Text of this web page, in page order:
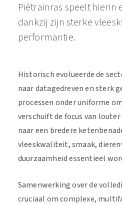
Piétrainras speelt hierin
dankzij zijn sterke
performantie.
Historisch evolueerde de
naar datagedreven en sterk
processen onder uniforme
verschuift de focus van
naar een bredere
vleeskwaliteit, smaak,
duurzaamheid essentieel
Samenwerking over de
cruciaal om complexe,